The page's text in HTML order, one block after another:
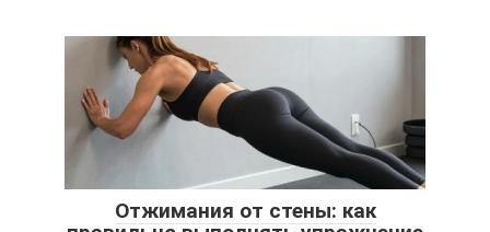
Отжимания от стены: как